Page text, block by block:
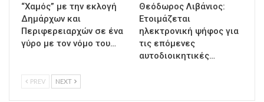
“Χαμός” με την εκλογή
Δημάρχων και
Περιφερειαρχών σε ένα
γύρο με τον νόμο του…
Θεόδωρος Λιβάνιος:
Ετοιμάζεται
ηλεκτρονική ψήφος για
τις επόμενες
αυτοδιοικητικές…
PREV NEXT